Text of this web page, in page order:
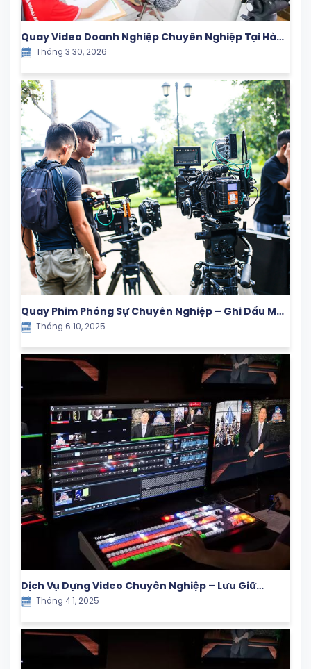
Quay Video Doanh Nghiệp Chuyên Nghiệp Tại Hà
Nội
Tháng 3 30, 2026
Quay Phim Phóng Sự Chuyên Nghiệp – Ghi Dấu Mọi
Khoảnh Khắc Giá Trị
Tháng 6 10, 2025
Dịch Vụ Dựng Video Chuyên Nghiệp – Lưu Giữ
Khoảnh Khắc Ý Nghĩa Cùng Con Yêu
Tháng 4 1, 2025